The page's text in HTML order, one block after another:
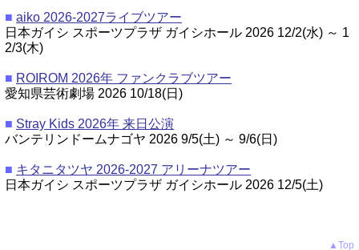
■ aiko 2026-2027ライブツアー
日本ガイシ スポーツプラザ ガイシホール 2026 12/2(水) ～ 1
2/3(木)
■ ROIROM 2026年 ファンクラブツアー
愛知県芸術劇場 2026 10/18(日)
■ Stray Kids 2026年 来日公演
バンテリンドームナゴヤ 2026 9/5(土) ～ 9/6(日)
■ キタニタツヤ 2026-2027 アリーナツアー
日本ガイシ スポーツプラザ ガイシホール 2026 12/5(土)
▲Top